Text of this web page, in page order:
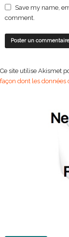
Save my name,
comment.
Ce site utilise Akismet
façon dont les données